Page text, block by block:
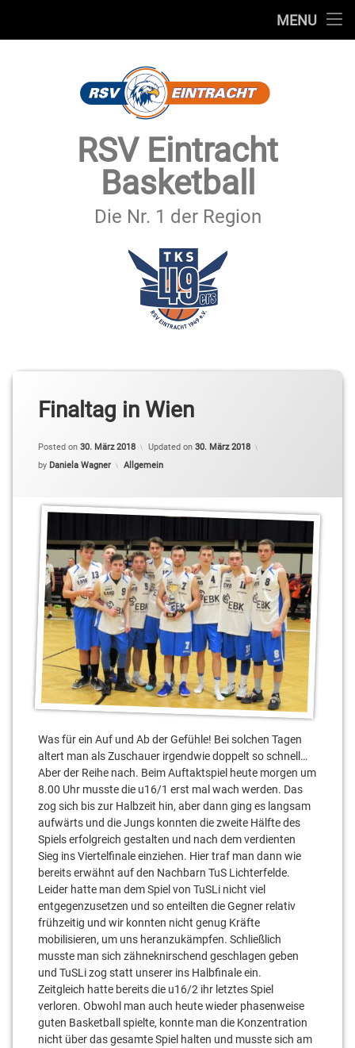
MENU
SECHSTER MANN
IMPRESSUM & DATENSCHUTZ
RSV Eintracht
Basketball
Die Nr. 1 der Region
Finaltag in Wien
Posted on 30. März 2018 Updated on 30. März 2018
by Daniela Wagner Categories:
Allgemein
Was für ein Auf und Ab der Gefühle! Bei solchen Tagen
altert man als Zuschauer irgendwie doppelt so schnell…
Aber der Reihe nach. Beim Auftaktspiel heute morgen um
8.00 Uhr musste die u16/1 erst mal wach werden. Das
zog sich bis zur Halbzeit hin, aber dann ging es langsam
aufwärts und die Jungs konnten die zweite Hälfte des
Spiels erfolgreich gestalten und nach dem verdienten
Sieg ins Viertelfinale einziehen. Hier traf man dann wie
bereits erwähnt auf den Nachbarn TuS Lichterfelde.
Leider hatte man dem Spiel von TuSLi nicht viel
entgegenzusetzen und so enteilten die Gegner relativ
frühzeitig und wir konnten nicht genug Kräfte
mobilisieren, um uns heranzukämpfen. Schließlich
musste man sich zähneknirschend geschlagen geben
und TuSLi zog statt unserer ins Halbfinale ein.
Zeitgleich hatte bereits die u16/2 ihr letztes Spiel
verloren. Obwohl man auch heute wieder phasenweise
guten Basketball spielte, konnte man die Konzentration
nicht über das gesamte Spiel halten und musste sich am